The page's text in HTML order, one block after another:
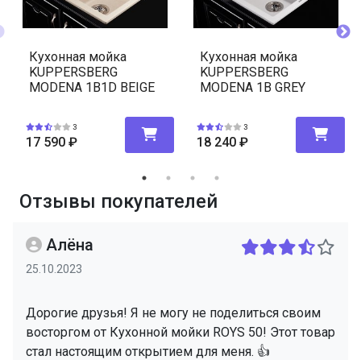
Кухонная мойка
KUPPERSBERG
MODENA 1B1D BEIGE
3
17 590 ₽
Кухонная мойка
KUPPERSBERG
MODENA 1B GREY
3
18 240 ₽
Отзывы покупателей
Алёна
25.10.2023
Дорогие друзья! Я не могу не поделиться своим
восторгом от Кухонной мойки ROYS 50! Этот товар
стал настоящим открытием для меня. 👍